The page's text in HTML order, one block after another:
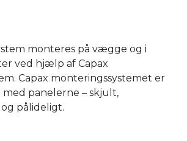
monteres på vægge og i
ved hjælp af Capax
Capax monteringssystemet er
panelerne – skjult,
pålideligt.